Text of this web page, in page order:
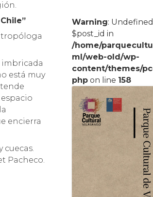
imbricada
está muy
encierra
cuecas.
Pacheco.
Warning:
$post_id in
/home/
ml/web-old/wp-
content/themes/
php on line 158